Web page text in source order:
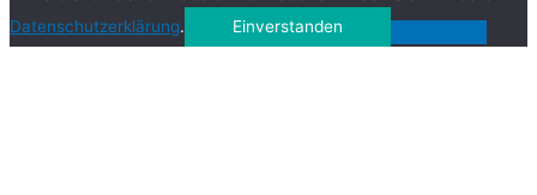
Datenschutzerklärung. Einverstanden